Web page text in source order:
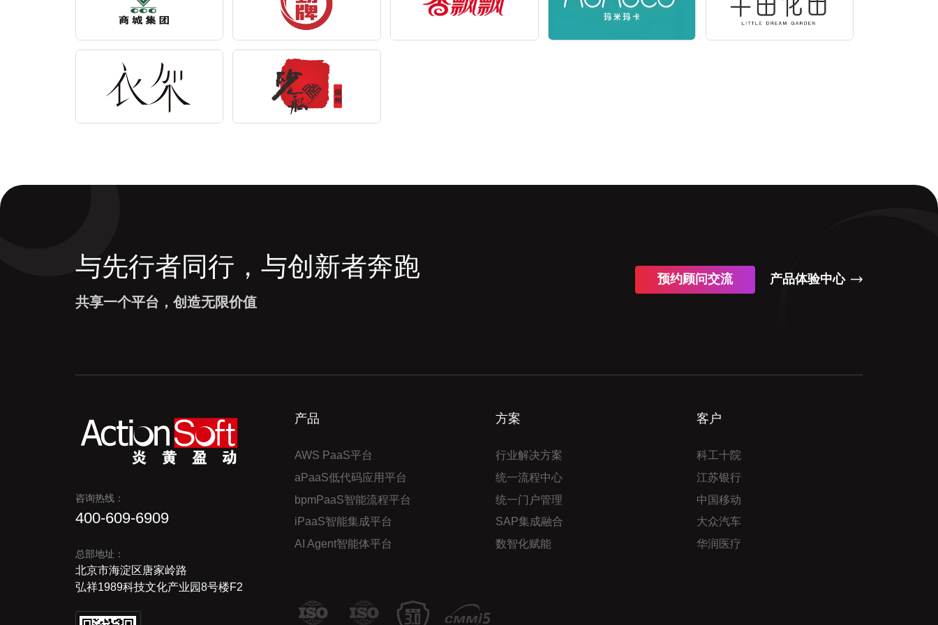
与先行者同行，与创新者奔跑
共享一个平台，创造无限价值
预约顾问交流 产品体验中心
咨询热线：
400-609-6909
总部地址：
北京市海淀区唐家岭路
弘祥1989科技文化产业园8号楼F2
产品
AWS PaaS平台
aPaaS低代码应用平台
bpmPaaS智能流程平台
iPaaS智能集成平台
AI Agent智能体平台
方案
行业解决方案
统一流程中心
统一门户管理
SAP集成融合
数智化赋能
客户
科工十院
江苏银行
中国移动
大众汽车
华润医疗